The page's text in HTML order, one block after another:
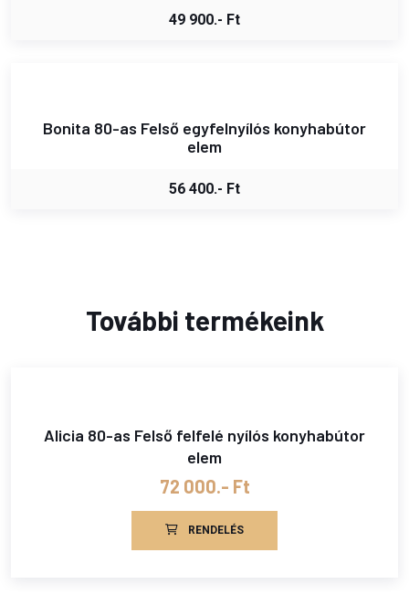
49 900.- Ft
Bonita 80-as Felső egyfelnyílós konyhabútor
elem
56 400.- Ft
További termékeink
Alicia 80-as Felső felfelé nyílós konyhabútor
elem
72 000.- Ft
RENDELÉS